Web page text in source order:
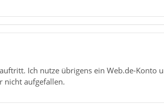
Ich nutze übrigens ein Web.de-Konto
nicht aufgefallen.